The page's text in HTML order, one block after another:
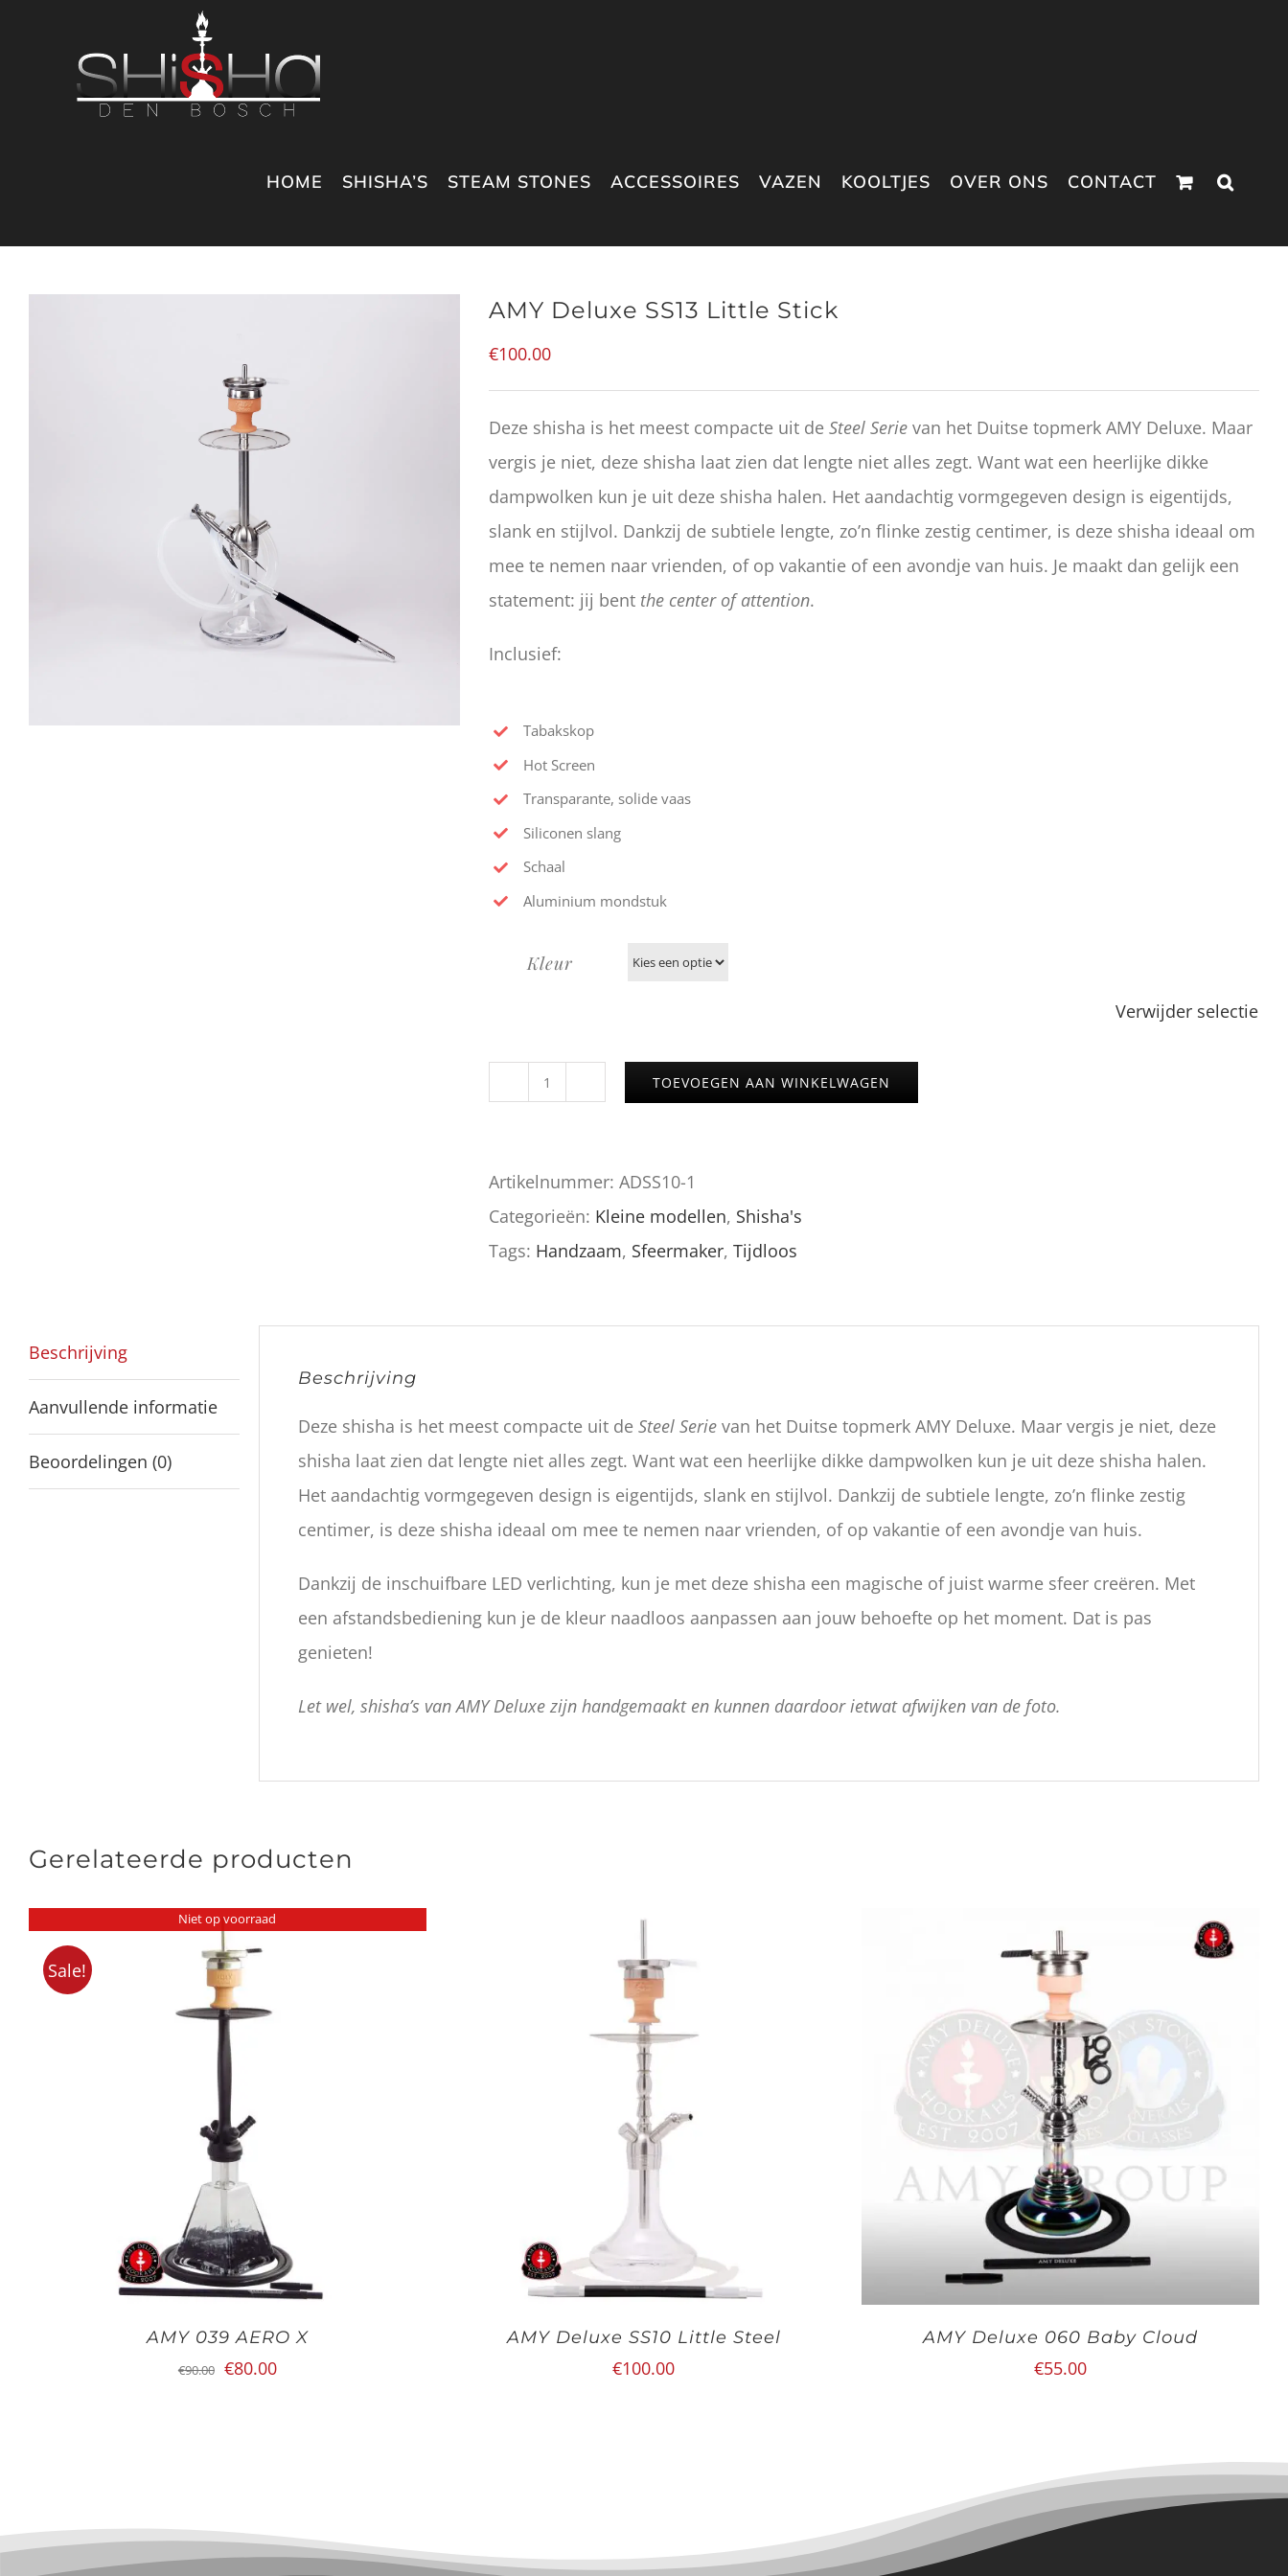
HOME SHISHA’S STEAM STONES ACCESSOIRES VAZEN KOOLTJES OVER ONS CONTACT
AMY Deluxe SS13 Little Stick
€100.00
Deze shisha is het meest compacte uit de Steel Serie van het Duitse topmerk AMY Deluxe. Maar
vergis je niet, deze shisha laat zien dat lengte niet alles zegt. Want wat een heerlijke dikke
dampwolken kun je uit deze shisha halen. Het aandachtig vormgegeven design is eigentijds,
slank en stijlvol. Dankzij de subtiele lengte, zo’n flinke zestig centimer, is deze shisha ideaal om
mee te nemen naar vrienden, of op vakantie of een avondje van huis. Je maakt dan gelijk een
statement: jij bent the center of attention.
Inclusief:
Tabakskop
Hot Screen
Transparante, solide vaas
Siliconen slang
Schaal
Aluminium mondstuk
Kleur
Verwijder selectie
AMY
TOEVOEGEN AAN WINKELWAGEN
Artikelnummer: ADSS10-1
Categorieën: Kleine modellen, Shisha's
Tags: Handzaam, Sfeermaker, Tijdloos
Beschrijving
Aanvullende informatie
Beoordelingen (0)
Beschrijving
Deze shisha is het meest compacte uit de Steel Serie van het Duitse topmerk AMY Deluxe. Maar vergis je niet, deze
shisha laat zien dat lengte niet alles zegt. Want wat een heerlijke dikke dampwolken kun je uit deze shisha halen.
Het aandachtig vormgegeven design is eigentijds, slank en stijlvol. Dankzij de subtiele lengte, zo’n flinke zestig
centimer, is deze shisha ideaal om mee te nemen naar vrienden, of op vakantie of een avondje van huis.
Dankzij de inschuifbare LED verlichting, kun je met deze shisha een magische of juist warme sfeer creëren. Met
een afstandsbediening kun je de kleur naadloos aanpassen aan jouw behoefte op het moment. Dat is pas
genieten!
Let wel, shisha’s van AMY Deluxe zijn handgemaakt en kunnen daardoor ietwat afwijken van de foto.
Gerelateerde producten
Niet op voorraad
Sale!
AMY 039 AERO X
€90.00 Oorspronkelijke
€80.00Huidige
DIT
PRODUCT
HEEFT
MEERDERE
VARIATIES.
DEZE
KAN
GEKOZEN
OP
DE
AMY Deluxe SS10 Little Steel
€100.00
AMY Deluxe 060 Baby Cloud
€55.00